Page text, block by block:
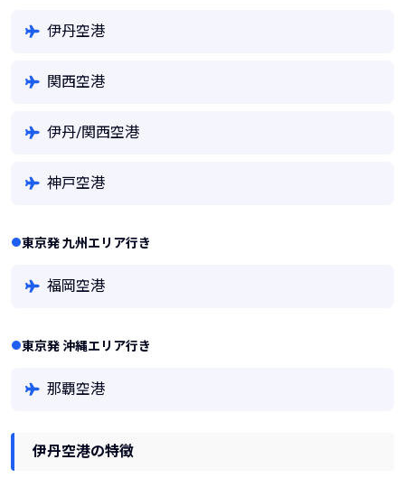
伊丹空港
関西空港
伊丹/関西空港
神戸空港
東京発 九州エリア行き
福岡空港
東京発 沖縄エリア行き
那覇空港
伊丹空港の特徴